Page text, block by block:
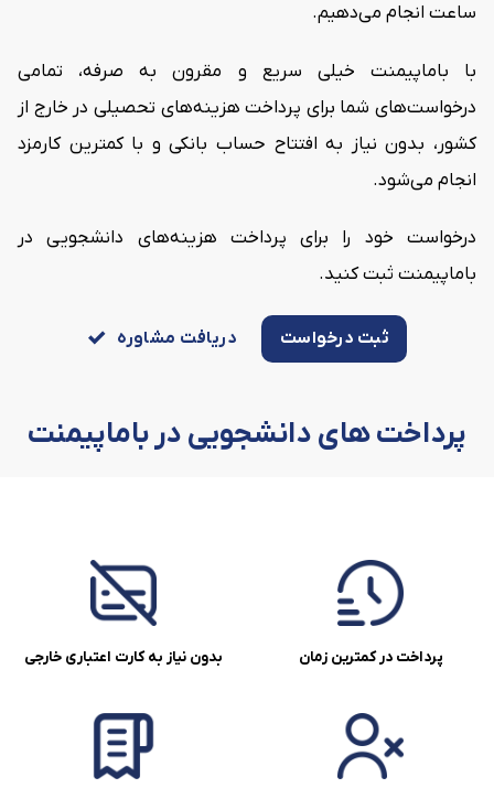
ساعت انجام می‌دهیم.
با باماپیمنت خیلی سریع و مقرون به صرفه، تمامی
درخواست‌های شما برای پرداخت هزینه‌های تحصیلی در خارج از
کشور، بدون نیاز به افتتاح حساب بانکی و با کمترین کارمزد
انجام می‌شود.
درخواست خود را برای پرداخت هزینه‌های دانشجویی در
باماپیمنت ثبت کنید.
ثبت درخواست دریافت مشاوره
پرداخت های دانشجویی در باماپیمنت
پرداخت در کمترین زمان بدون نیاز به کارت اعتباری خارجی